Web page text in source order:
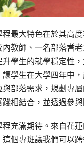
最大特色在於其高
教師、一名部落耆
學生的就學穩定性
學生在大學四年中
部落需求，規劃專
相結合，並透過參
充滿期待。來自花
個專班讓我們可以